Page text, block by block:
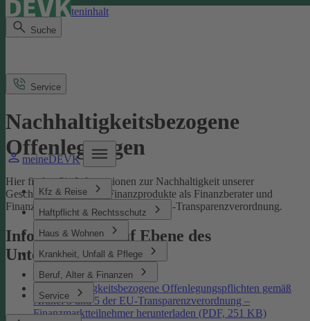
Direkt zum Seiteninhalt
Suche
meineDEVK
Kfz & Reise
Haftpflicht & Rechtsschutz
Haus & Wohnen
Krankheit, Unfall & Pflege
Beruf, Alter & Finanzen
Service
Service
Nachhaltigkeitsbezogene
Offenlegungen
Hier finden Sie Informationen zur Nachhaltigkeit unserer
Geschäftsprozesse und Finanzprodukte als Finanzberater und
Finanzmarktteilnehmer gemäß der EU-Transparenzverordnung.
Informationen auf Ebene des
Unternehmens
Nachhaltigkeitsbezogene Offenlegungspflichten gemäß
Artikel 3 und 5 der EU-Transparenzverordnung –
Finanzmarktteilnehmer herunterladen (PDF, 251 KB)